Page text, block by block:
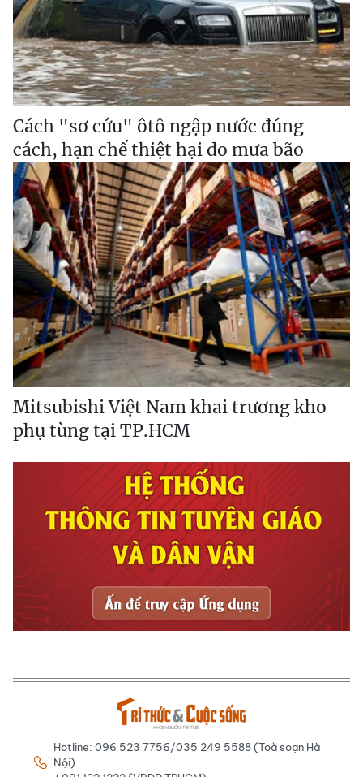
Cách "sơ cứu" ôtô ngập nước đúng
cách, hạn chế thiệt hại do mưa bão
Mitsubishi Việt Nam khai trương kho
phụ tùng tại TP.HCM
Hotline: 096 523 7756/035 249 5588 (Toà soạn Hà
Nội)